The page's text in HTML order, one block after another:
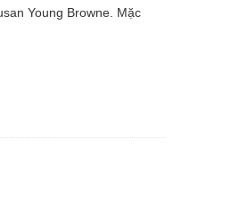
Young Browne. Mặc